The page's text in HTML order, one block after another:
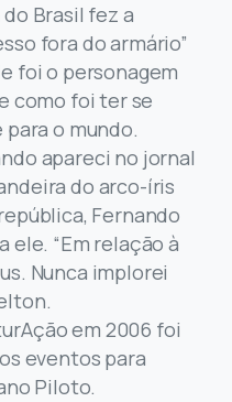
Brasil fez a
fora do armário”
foi o personagem
como foi ter se
o mundo.
apareci no jornal
do arco-íris
Fernando
ele. “Em relação à
Nunca implorei
em 2006 foi
eventos para
Piloto.